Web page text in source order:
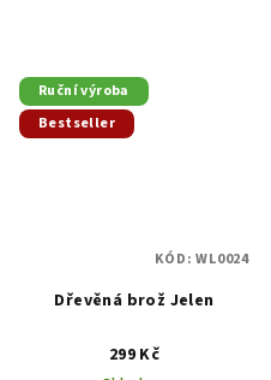
Ruční výroba
Bestseller
Dřevěná brož Jelen
299 Kč
KÓD:WL0024